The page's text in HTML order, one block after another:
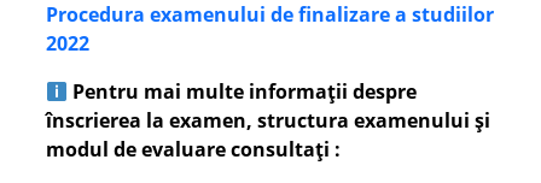
Procedura examenului de finalizare a studiilor
2022
Pentru mai multe informații despre
înscrierea la examen, structura examenului și
modul de evaluare consultați :